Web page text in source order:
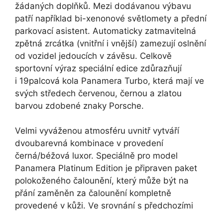
žádaných doplňků. Mezi dodávanou výbavu
patří například bi-xenonové světlomety a přední
parkovací asistent. Automaticky zatmavitelná
zpětná zrcátka (vnitřní i vnější) zamezují oslnění
od vozidel jedoucích v závěsu. Celkově
sportovní výraz speciální edice zdůrazňují
i 19palcová kola Panamera Turbo, která mají ve
svých středech červenou, černou a zlatou
barvou zdobené znaky Porsche.
Velmi vyváženou atmosféru uvnitř vytváří
dvoubarevná kombinace v provedení
černá/béžová luxor. Speciálně pro model
Panamera Platinum Edition je připraven paket
polokoženého čalounění, který může být na
přání zaměněn za čalounění kompletně
provedené v kůži. Ve srovnání s předchozími